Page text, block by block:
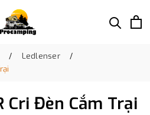
Ledlenser
Cri Đèn Cắm Trại